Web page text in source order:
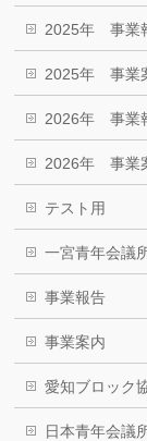
2025年 事業
2025年 事業
2026年 事業
2026年 事業
テスト用
一宮青年会議
事業報告
事業案内
愛知ブロック
日本青年会議